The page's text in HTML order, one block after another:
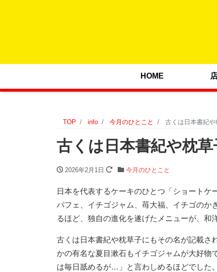
HOME
TOP info 今月のひとこと 古くは日本書紀
古くは日本書紀や枕
2026年2月1日 今月のひとこと
日本を代表するケーキのひとつ「ショート
パフェ、イチゴジャム、苺大福、イチゴのか
るほど、独自の進化を遂げたメニューが、和
古くは日本書紀や枕草子にもその名が記載さ
かの有名な夏目漱石もイチゴジャムが大好物
は毎日舐めるが…」と言わしめるほどでした